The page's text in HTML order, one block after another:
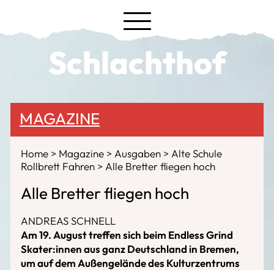
Schlachthof
MAGAZINE
Home Magazine Ausgaben
Alte Schule
Rollbrett Fahren
Alle Bretter fliegen hoch
Alle Bretter fliegen hoch
ANDREAS SCHNELL
Am 19. August treffen sich beim Endless Grind
Skater:innen aus ganz Deutschland in Bremen,
um auf dem Außengelände des Kulturzentrums